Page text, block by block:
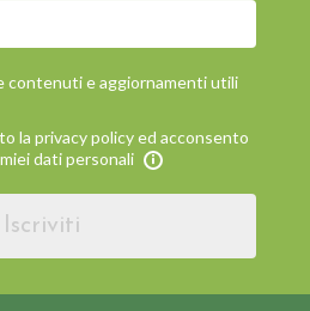
contenuti e aggiornamenti utili
la privacy policy ed acconsento
dati personali
Iscriviti